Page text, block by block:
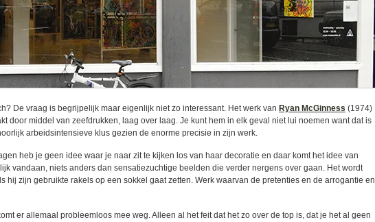
De vraag is begrijpelijk maar eigenlijk niet zo interessant. Het werk van Ryan McGinness (1974)
door middel van zeefdrukken, laag over laag. Je kunt hem in elk geval niet lui noemen want dat is
arbeidsintensieve klus gezien de enorme precisie in zijn werk.
heb je geen idee waar je naar zit te kijken los van haar decoratie en daar komt het idee van
vandaan, niets anders dan sensatiezuchtige beelden die verder nergens over gaan. Het wordt
hij zijn gebruikte rakels op een sokkel gaat zetten. Werk waarvan de pretenties en de arrogantie en
er allemaal probleemloos mee weg. Alleen al het feit dat het zo over de top is, dat je het al geen